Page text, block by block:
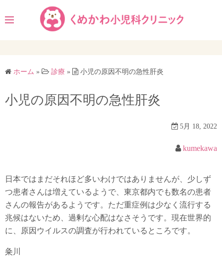
ン
へ
ホーム » 診療 » 小児の原因不明の急性肝炎
小児の原因不明の急性肝炎
5月 18, 2022
kumekawa
日本ではまだそれほど多いわけではありませんが、少しず
つ患者さんは増えているようで、東京都内でも数名の患者
さんの報告があるようです。ただ重症例は少なく流行する
兆候はないため、過剰な心配はなさそうです。現在世界的
に、原因ウイルスの調査が行われているところです。
粂川